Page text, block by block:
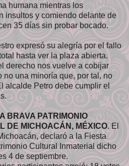
humana mientras los
insultos y comiendo delante de
35 días sin probar bocado.
expresó su alegría por el fallo
hasta ver la plaza abierta.
derecho nos vuelve a cobijar
no una minoría que, por tal, no
alcalde Petro debe cumplir el
BRAVA PATRIMONIO
DE MICHOACÁN, MÉXICO. El
declaró a la Fiesta
Cultural Inmaterial dicho
4 de septiembre.